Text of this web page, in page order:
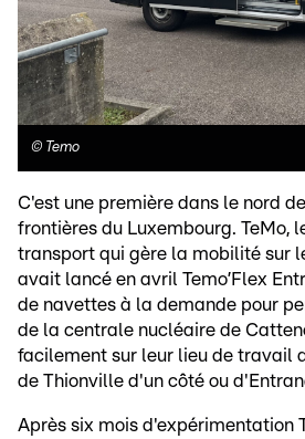
© Temo
C'est une première dans le nord
frontières du Luxembourg. TeMo,
transport qui gère la mobilité sur
avait lancé en avril Temo’Flex
de navettes à la demande pour
de la centrale nucléaire de
facilement sur leur lieu de travail
de Thionville d'un côté ou
Après six mois d'expérimentation